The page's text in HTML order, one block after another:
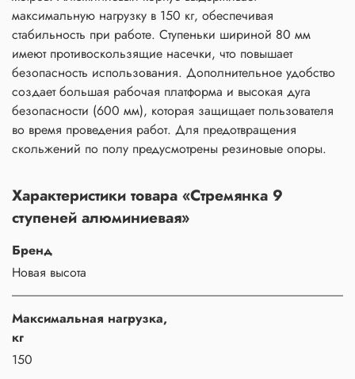
максимальную нагрузку в 150 кг, обеспечивая
стабильность при работе. Ступеньки шириной 80 мм
имеют противоскользящие насечки, что повышает
безопасность использования. Дополнительное удобство
создает большая рабочая платформа и высокая дуга
безопасности (600 мм), которая защищает пользователя
во время проведения работ. Для предотвращения
скольжений по полу предусмотрены резиновые опоры.
Характеристики товара «Стремянка 9
ступеней алюминиевая»
Бренд
Новая высота
Maксимальная нагрузка,
кг
150